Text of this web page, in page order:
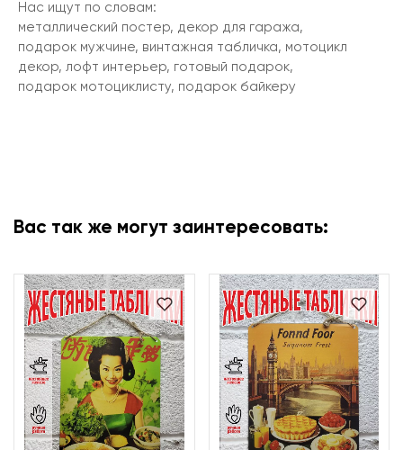
Нас ищут по словам:
металлический постер, декор для гаража,
подарок мужчине, винтажная табличка, мотоцикл
декор, лофт интерьер, готовый подарок,
подарок мотоциклисту, подарок байкеру
Вас так же могут заинтересовать: